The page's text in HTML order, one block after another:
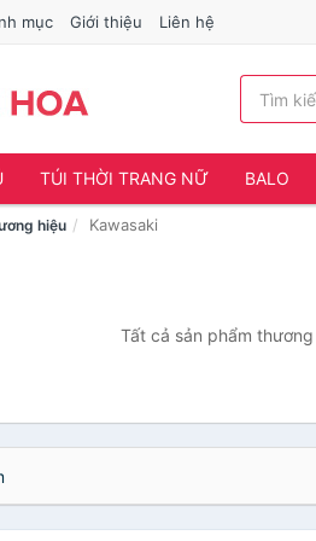
mục Giới thiệu Liên hệ
TÚI THỜI TRANG NỮ BALO
hiệu Kawasaki
Tất cả sản phẩm